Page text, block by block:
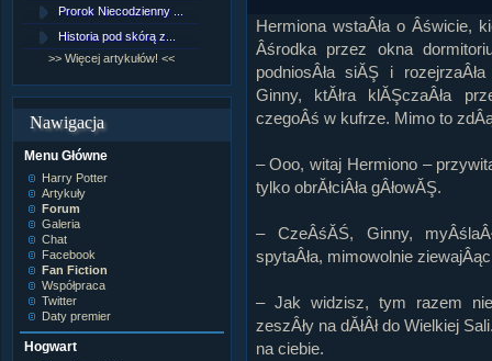
Luna Lovegood
Minerwa MacGonagall
Neville Longbottom
Nimfadora Tonks
Ron Weasley
Rose Weasley
Rowena Ravenclaw
Salazar Slytherin
Scorpius Malfoy
Severus Snape
Syriusz Black
Teddy Lupin
wÂłasna postaĂŚ
Prorok Niecodzienny ...
Historia pod skórą z...
>> Więcej artykułów! <<
[NZ]Rozdział 8 cz.1...
>> Więcej fan fiction! <<
Nawigacja
Menu Główne
Harry Potter
Artykuły
Forum
Galeria
Chat
Facebook
Fan Fiction
Współpraca
Twitter
Daty premier
Hogwart
Hermiona wstaÂła o Âświcie,
Âśrodka przez okna
podniosÂła siĂŞ i
Ginny, ktĂłra klĂŞczaÂła
czegoÂś w kufrze. Mimo to
– Ooo, witaj Hermiono –
tylko obrĂłciÂła gÂłowĂŞ.
– CzeÂśĂŚ, Ginny,
spytaÂła, mimowolnie
– Jak widzisz, tym razem
zeszÂły na dĂłÂł do Wielkiej
na ciebie.